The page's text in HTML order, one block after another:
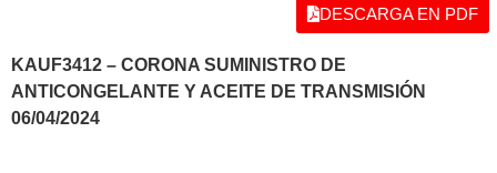
DESCARGA EN PDF
KAUF3412 – CORONA SUMINISTRO DE
ANTICONGELANTE Y ACEITE DE TRANSMISIÓN
06/04/2024